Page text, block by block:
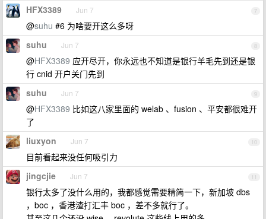
7
HFX3389 Jun 7
@suhu #6 为啥要开这么多呀
8
suhu Jun 7
@HFX3389 应开尽开，你永远也不知道是银行羊毛先到还是银
行 cnid 开户关门先到
9
suhu Jun 7
@HFX3389 比如这八家里面的 welab 、fusion 、平安都很难开
了
10
liuxyon Jun 7
目前看起来没任何吸引力
11
jingcjie Jun 7
银行太多了没什么用的，我都感觉需要精简一下，新加坡 dbs
，boc ，香港渣打汇丰 boc ，差不多就行了。